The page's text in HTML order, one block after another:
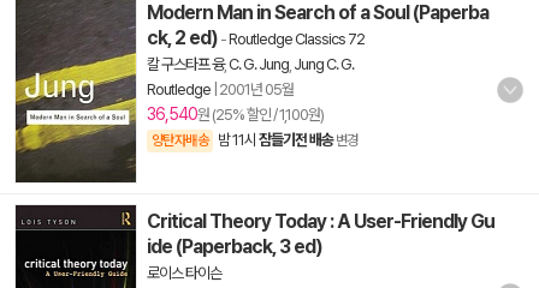
Modern Man in Search of a Soul (Paperba
ck, 2 ed) -Routledge Classics 72
칼 구스타프 융,C. G. Jung Jung C. G.
Routledge 2001년 05월
36,540원 (25% 할인 / 1,100원)
양탄자배송 밤 11시 잠들기전 배송 변경
Critical Theory Today : A User-Friendly Gu
ide (Paperback, 3 ed)
로이스 타이슨